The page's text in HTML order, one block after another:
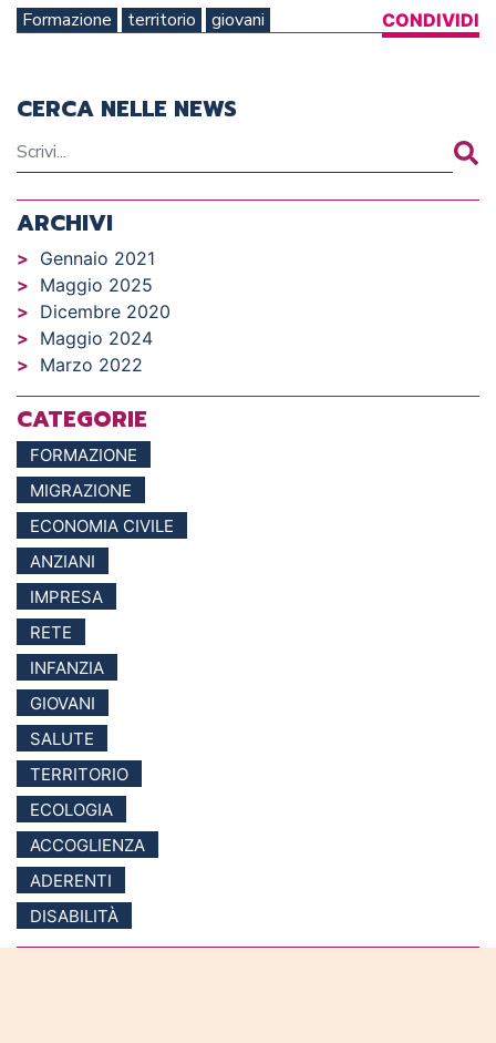
Formazione territorio giovani CONDIVIDI
CERCA NELLE NEWS
ARCHIVI
Gennaio 2021
Maggio 2025
Dicembre 2020
Maggio 2024
Marzo 2022
CATEGORIE
FORMAZIONE
MIGRAZIONE
ECONOMIA CIVILE
ANZIANI
IMPRESA
RETE
INFANZIA
GIOVANI
SALUTE
TERRITORIO
ECOLOGIA
ACCOGLIENZA
ADERENTI
DISABILITÀ